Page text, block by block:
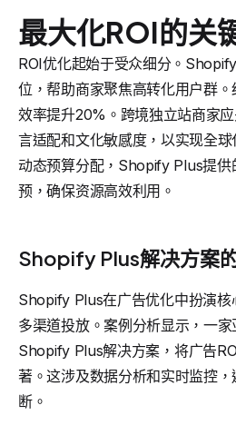
最大化ROI的关
ROI优化起始于受众细分。
位，帮助商家聚焦高转化用户群
效率提升20%。跨境独立站商家
言适配和文化敏感度，以实现全
动态预算分配，Shopify Plus提供
预，确保资源高效利用。
Shopify Plus解决方案
Shopify Plus在广告优化中扮演
多渠道投放。案例分析显示，一
Shopify Plus解决方案，将广告
著。这涉及数据分析和实时监控，
断。